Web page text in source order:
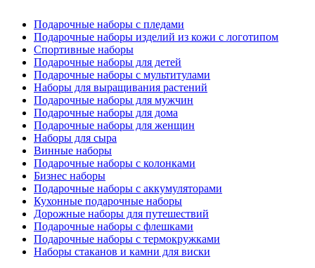
Подарочные наборы с пледами
Подарочные наборы изделий из кожи с логотипом
Спортивные наборы
Подарочные наборы для детей
Подарочные наборы с мультитулами
Наборы для выращивания растений
Подарочные наборы для мужчин
Подарочные наборы для дома
Подарочные наборы для женщин
Наборы для сыра
Винные наборы
Подарочные наборы с колонками
Бизнес наборы
Подарочные наборы с аккумуляторами
Кухонные подарочные наборы
Дорожные наборы для путешествий
Подарочные наборы с флешками
Подарочные наборы с термокружками
Наборы стаканов и камни для виски